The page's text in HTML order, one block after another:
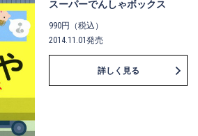
スーパーでんしゃボックス
990円（税込）
2014.11.01発売
詳しく見る